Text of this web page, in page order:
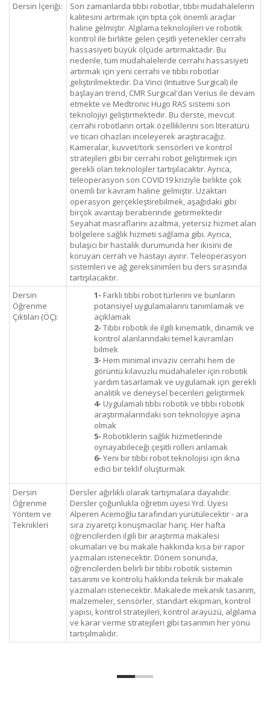
Dersin İçeriği:
Son zamanlarda tıbbi robotlar, tıbbi müdahalelerin
kalitesini artırmak için tıpta çok önemli araçlar
haline gelmiştir. Algılama teknolojileri ve robotik
kontrol ile birlikte gelen çeşitli yetenekler cerrahi
hassasiyeti büyük ölçüde artırmaktadır. Bu
nedenle, tüm müdahalelerde cerrahi hassasiyeti
artırmak için yeni cerrahi ve tıbbi robotlar
geliştirilmektedir. Da Vinci (Intuitive Surgical) ile
başlayan trend, CMR Surgical'dan Verius ile devam
etmekte ve Medtronic Hugo RAS sistemi son
teknolojiyi geliştirmektedir. Bu derste, mevcut
cerrahi robotların ortak özelliklerini son literatürü
ve ticari cihazları inceleyerek araştıracağız.
Kameralar, kuvvet/tork sensörleri ve kontrol
stratejileri gibi bir cerrahi robot geliştirmek için
gerekli olan teknolojiler tartışılacaktır. Ayrıca,
teleoperasyon son COVID19 kriziyle birlikte çok
önemli bir kavram haline gelmiştir. Uzaktan
operasyon gerçekleştirebilmek, aşağıdaki gibi
birçok avantajı beraberinde getirmektedir
Seyahat masraflarını azaltma, yetersiz hizmet alan
bölgelere sağlık hizmeti sağlama gibi. Ayrıca,
bulaşıcı bir hastalık durumunda her ikisini de
koruyan cerrah ve hastayı ayırır. Teleoperasyon
sistemleri ve ağ gereksinimleri bu ders sırasında
tartışılacaktır.
Dersin
Öğrenme
Çıktıları (ÖÇ):
1- Farklı tıbbi robot türlerini ve bunların
potansiyel uygulamalarını tanımlamak ve
açıklamak
2- Tıbbi robotik ile ilgili kinematik, dinamik ve
kontrol alanlarındaki temel kavramları
bilmek
3- Hem minimal invaziv cerrahi hem de
görüntü kılavuzlu müdahaleler için robotik
yardım tasarlamak ve uygulamak için gerekli
analitik ve deneysel becerileri geliştirmek
4- Uygulamalı tıbbi robotik ve tıbbi robotik
araştırmalarındaki son teknolojiye aşina
olmak
5- Robotiklerin sağlık hizmetlerinde
oynayabileceği çeşitli rolleri anlamak
6- Yeni bir tıbbi robot teknolojisi için ikna
edici bir teklif oluşturmak
Dersin
Öğrenme
Yöntem ve
Teknikleri
Dersler ağırlıklı olarak tartışmalara dayalıdır.
Dersler çoğunlukla öğretim üyesi Yrd. Üyesi
Alperen Acemoğlu tarafından yürütülecektir - ara
sıra ziyaretçi konuşmacılar hariç. Her hafta
öğrencilerden ilgili bir araştırma makalesi
okumaları ve bu makale hakkında kısa bir rapor
yazmaları istenecektir. Dönem sonunda,
öğrencilerden belirli bir tıbbi robotik sistemin
tasarımı ve kontrolü hakkında teknik bir makale
yazmaları istenecektir. Makalede mekanik tasarım,
malzemeler, sensörler, standart ekipman, kontrol
yapısı, kontrol stratejileri, kontrol arayüzü, algılama
ve karar verme stratejileri gibi tasarımın her yönü
tartışılmalıdır.